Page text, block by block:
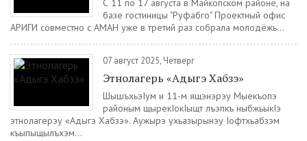
С 11 по 17 августа в Майкопском районе, на
базе гостиницы "Руфабго" Проектный офис
АРИГИ совместно с АМАН уже в третий раз собрала молодёжь...
07 август 2025, Четверг
Этнолагерь «Адыгэ Хабзэ»
ШышъхьэIум и 11-м ящэнэрэу Мыекъопэ
районым щырекIокIыщт лъэпкъ ныбжьыкIэ
этнолагерэу «Адыгэ Хабзэ». Аужырэ ухьазырынэу Iофтхьабзэм
къыпыщылъхэм...